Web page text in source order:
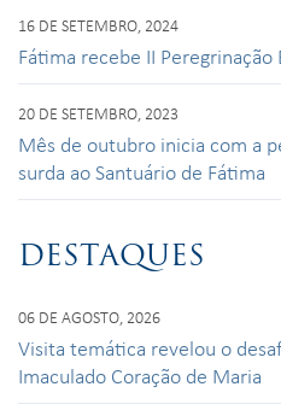
16 DE SETEMBRO, 2024
Fátima recebe II Peregrinação
20 DE SETEMBRO, 2023
Mês de outubro inicia com a
surda ao Santuário de Fátima
DESTAQUES
06 DE AGOSTO, 2026
Visita temática revelou o
Imaculado Coração de Maria